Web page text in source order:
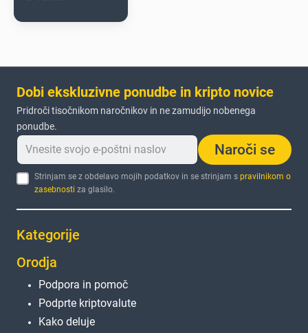
Dobi ekskluzivne ponudbe in kripto novice
Pridroči tisočnikom naročnikov in ne zamudijo nobenega
ponudbe.
Naroči se
Strinjam se z obdelavo mojih podatkov in se strinjam spravilnikom o
zasebnosti za glasilo.
Kategorije
Orodja
Podpora in pomoč
Podprte kriptovalute
Kako deluje